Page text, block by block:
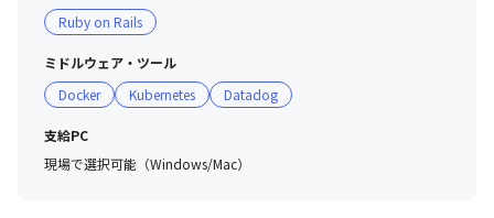
Ruby on Rails
ミドルウェア・ツール
Docker
Kubernetes Datadog
支給PC
現場で選択可能（Windows/Mac）